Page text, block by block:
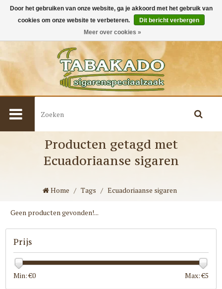
Producten getagd met
Ecuadoriaanse sigaren
Home / Tags / Ecuadoriaanse sigaren
Geen producten gevonden!...
Prijs
Min: €0 Max: €5
Door het gebruiken van onze website, ga je akkoord met het gebruik van
cookies om onze website te verbeteren.
Dit bericht verbergen
Meer over cookies »